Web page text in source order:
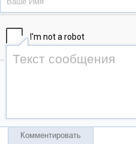
Комментировать